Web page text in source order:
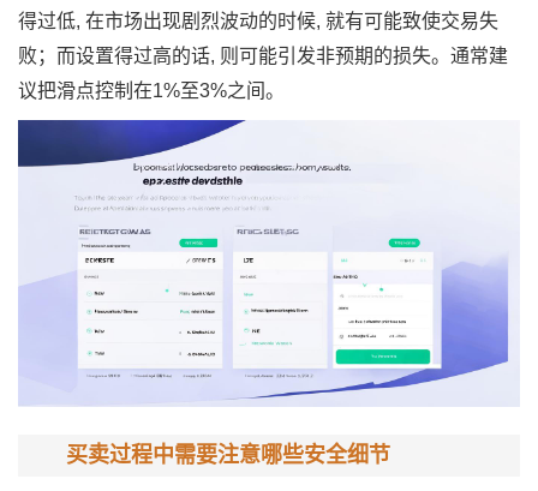
得过低, 在市场出现剧烈波动的时候, 就有可能致使交易失
败；而设置得过高的话, 则可能引发非预期的损失。通常建
议把滑点控制在1%至3%之间。
买卖过程中需要注意哪些安全细节